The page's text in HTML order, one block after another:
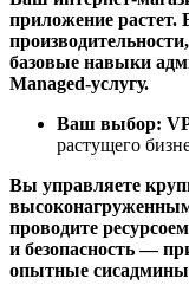
приложение
базовые навыки
Managed-услугу.
Ваш выбор:
растущего
Вы управляете
проводите
и безопасность —
опытные